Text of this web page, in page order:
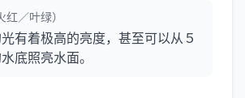
／叶绿）
有着极高的亮度，甚至可以从５
底照亮水面。